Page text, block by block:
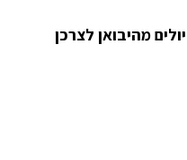
מהיבואן לצרכן